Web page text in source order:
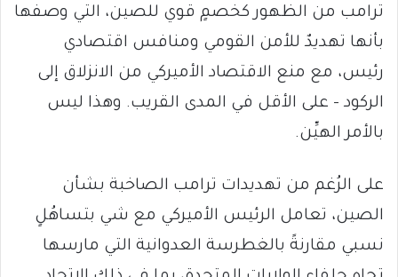
ترامب من الظهور كخصمٍ قوي للصين، التي وصفها
بأنها تهديدٌ للأمن القومي ومنافس اقتصادي
رئيس، مع منع الاقتصاد الأميركي من الانزلاق إلى
الركود – على الأقل في المدى القريب. وهذا ليس
بالأمر الهيِّن.
على الرُغم من تهديدات ترامب الصاخبة بشأن
الصين، تعامل الرئيس الأميركي مع شي بتساهُلٍ
نسبي مقارنةً بالغطرسة العدوانية التي مارسها